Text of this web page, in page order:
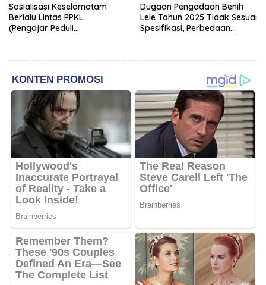
Sosialisasi Keselamatam
Berlalu Lintas PPKL
(Pengajar Peduli
Dugaan Pengadaan Benih
Lele Tahun 2025 Tidak Sesuai
Spesifikasi, Perbedaan
Sorotan